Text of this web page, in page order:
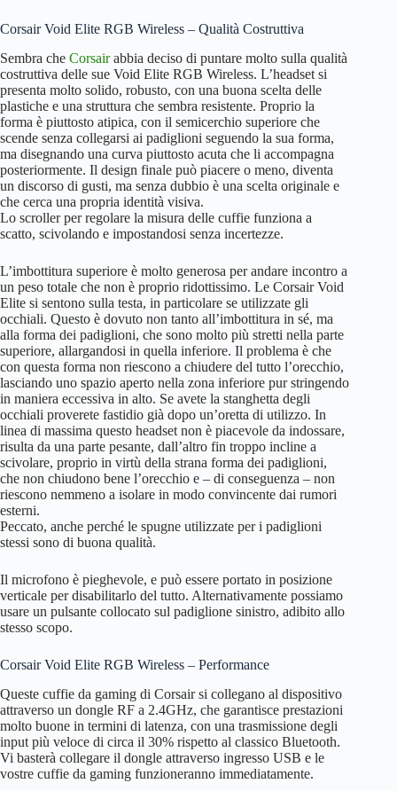
Corsair Void Elite RGB Wireless – Qualità Costruttiva
Sembra che Corsairabbia deciso di puntare molto sulla qualità
costruttiva delle sue Void Elite RGB Wireless. L’headset si
presenta molto solido, robusto, con una buona scelta delle
plastiche e una struttura che sembra resistente. Proprio la
forma è piuttosto atipica, con il semicerchio superiore che
scende senza collegarsi ai padiglioni seguendo la sua forma,
ma disegnando una curva piuttosto acuta che li accompagna
posteriormente. Il design finale può piacere o meno, diventa
un discorso di gusti, ma senza dubbio è una scelta originale e
che cerca una propria identità visiva.
Lo scroller per regolare la misura delle cuffie funziona a
scatto, scivolando e impostandosi senza incertezze.
L’imbottitura superiore è molto generosa per andare incontro a
un peso totale che non è proprio ridottissimo. Le Corsair Void
Elite si sentono sulla testa, in particolare se utilizzate gli
occhiali. Questo è dovuto non tanto all’imbottitura in sé, ma
alla forma dei padiglioni, che sono molto più stretti nella parte
superiore, allargandosi in quella inferiore. Il problema è che
con questa forma non riescono a chiudere del tutto l’orecchio,
lasciando uno spazio aperto nella zona inferiore pur stringendo
in maniera eccessiva in alto. Se avete la stanghetta degli
occhiali proverete fastidio già dopo un’oretta di utilizzo. In
linea di massima questo headset non è piacevole da indossare,
risulta da una parte pesante, dall’altro fin troppo incline a
scivolare, proprio in virtù della strana forma dei padiglioni,
che non chiudono bene l’orecchio e – di conseguenza – non
riescono nemmeno a isolare in modo convincente dai rumori
esterni.
Peccato, anche perché le spugne utilizzate per i padiglioni
stessi sono di buona qualità.
Il microfono è pieghevole, e può essere portato in posizione
verticale per disabilitarlo del tutto. Alternativamente possiamo
usare un pulsante collocato sul padiglione sinistro, adibito allo
stesso scopo.
Corsair Void Elite RGB Wireless – Performance
Queste cuffie da gaming di Corsair si collegano al dispositivo
attraverso un dongle RF a 2.4GHz, che garantisce prestazioni
molto buone in termini di latenza, con una trasmissione degli
input più veloce di circa il 30% rispetto al classico Bluetooth.
Vi basterà collegare il dongle attraverso ingresso USB e le
vostre cuffie da gaming funzioneranno immediatamente.